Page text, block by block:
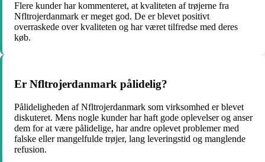
Flere kunder har kommenteret, at kvaliteten af trøjerne fra
Nfltrojerdanmark er meget god. De er blevet positivt
overraskede over kvaliteten og har været tilfredse med deres
køb.
Er Nfltrojerdanmark pålidelig?
Pålideligheden af Nfltrojerdanmark som virksomhed er blevet
diskuteret. Mens nogle kunder har haft gode oplevelser og anser
dem for at være pålidelige, har andre oplevet problemer med
falske eller mangelfulde trøjer, lang leveringstid og manglende
refusion.